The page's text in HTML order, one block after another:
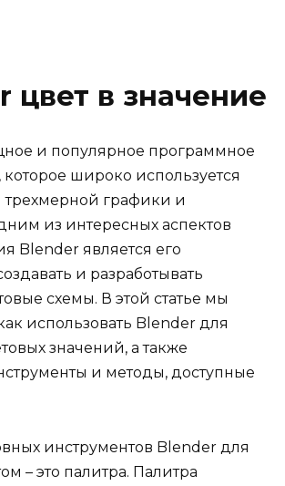
цвет в значение
и популярное программное
широко используется
трехмерной графики и
из интересных аспектов
Blender является его
и разработывать
схемы. В этой статье мы
использовать Blender для
значений, а также
и методы, доступные
инструментов Blender для
– это палитра. Палитра